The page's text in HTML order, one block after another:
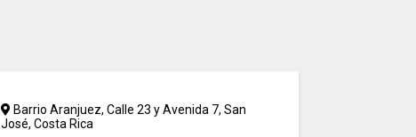
Barrio Aranjuez, Calle 23 y Avenida 7, San
José, Costa Rica